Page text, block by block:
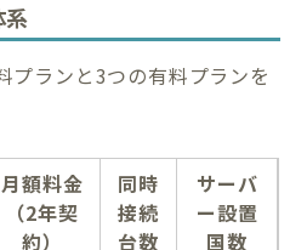
系
ランと3つの有料プランを
月額料金
（2年契
約）
同時
接続
台数
サーバ
ー設置
国数